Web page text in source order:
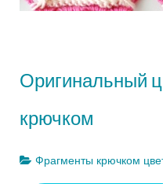
Оригинальный
крючком
Фрагменты крючком